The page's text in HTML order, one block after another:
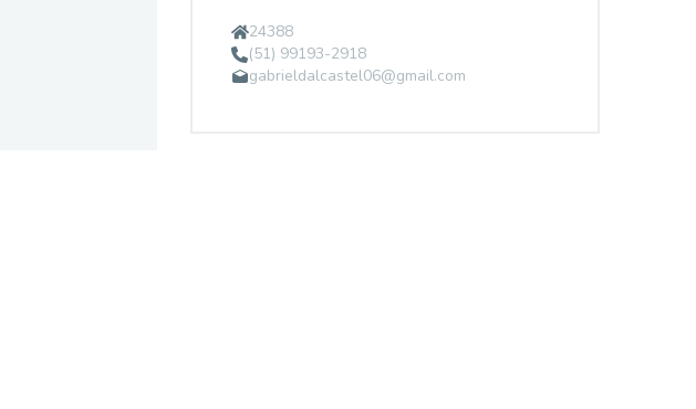
24388
(51) 99193-2918
gabrieldalcastel06@gmail.com